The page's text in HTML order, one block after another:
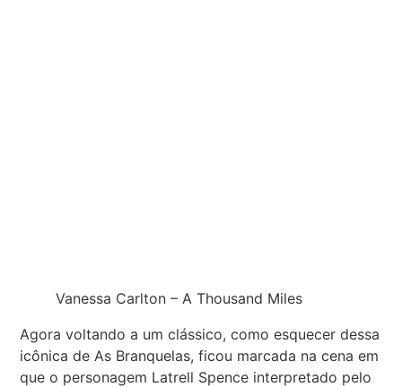
Vanessa Carlton – A Thousand Miles
Agora voltando a um clássico, como esquecer dessa
icônica de As Branquelas, ficou marcada na cena em
que o personagem Latrell Spence interpretado pelo